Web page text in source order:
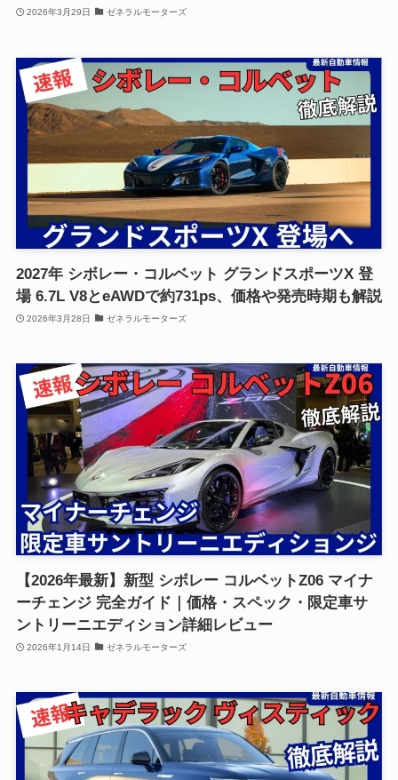
2026年3月29日 ゼネラルモーターズ
2027年 シボレー・コルベット グランドスポーツX 登
場 6.7L V8とeAWDで約731ps、価格や発売時期も解説
2026年3月28日 ゼネラルモーターズ
【2026年最新】新型 シボレー コルベットZ06 マイナ
ーチェンジ 完全ガイド｜価格・スペック・限定車サ
ントリーニエディション詳細レビュー
2026年1月14日 ゼネラルモーターズ